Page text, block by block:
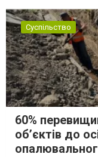
Суспільство
60%
об’єктів до